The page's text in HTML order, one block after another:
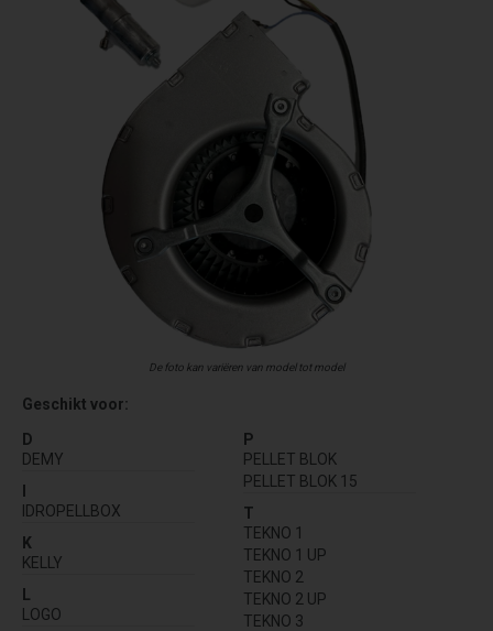
De foto kan variëren van model tot model
Geschikt voor:
D
DEMY
I
IDROPELLBOX
K
KELLY
L
LOGO
P
PELLET BLOK
PELLET BLOK 15
T
TEKNO 1
TEKNO 1 UP
TEKNO 2
TEKNO 2 UP
TEKNO 3